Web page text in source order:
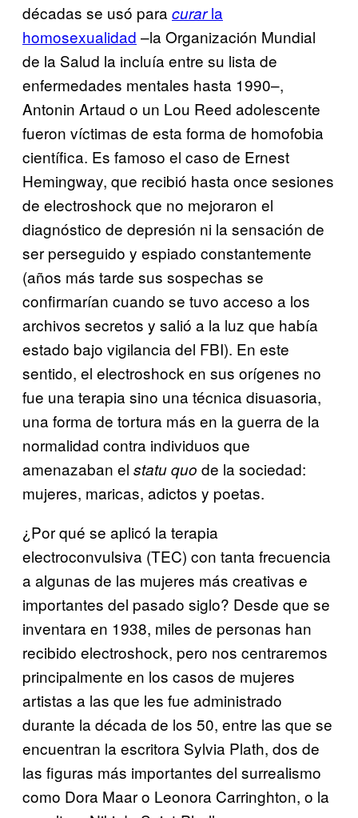
décadas se usó para curarla
homosexualidad –la Organización Mundial
de la Salud la incluía entre su lista de
enfermedades mentales hasta 1990–,
Antonin Artaud o un Lou Reed adolescente
fueron víctimas de esta forma de homofobia
científica. Es famoso el caso de Ernest
Hemingway, que recibió hasta once sesiones
de electroshock que no mejoraron el
diagnóstico de depresión ni la sensación de
ser perseguido y espiado constantemente
(años más tarde sus sospechas se
confirmarían cuando se tuvo acceso a los
archivos secretos y salió a la luz que había
estado bajo vigilancia del FBI). En este
sentido, el electroshock en sus orígenes no
fue una terapia sino una técnica disuasoria,
una forma de tortura más en la guerra de la
normalidad contra individuos que
amenazaban el statu quo de la sociedad:
mujeres, maricas, adictos y poetas.
¿Por qué se aplicó la terapia
electroconvulsiva (TEC) con tanta frecuencia
a algunas de las mujeres más creativas e
importantes del pasado siglo? Desde que se
inventara en 1938, miles de personas han
recibido electroshock, pero nos centraremos
principalmente en los casos de mujeres
artistas a las que les fue administrado
durante la década de los 50, entre las que se
encuentran la escritora Sylvia Plath, dos de
las figuras más importantes del surrealismo
como Dora Maar o Leonora Carringhton, o la